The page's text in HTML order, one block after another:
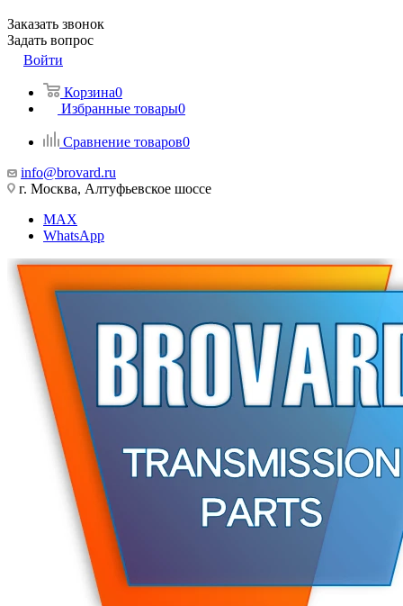
Заказать звонок
Задать вопрос
Войти
Корзина0
Избранные товары0
Сравнение товаров0
info@brovard.ru
г. Москва, Алтуфьевское шоссе
MAX
WhatsApp